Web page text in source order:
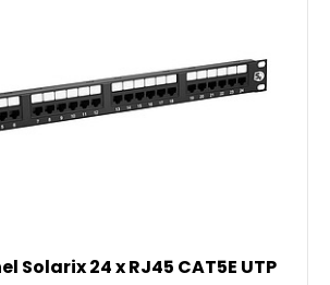
Solarix 24 x RJ45 CAT5E UTP